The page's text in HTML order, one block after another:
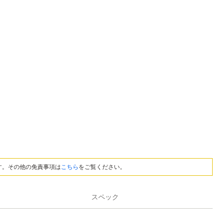
その他の免責事項はこちら をご覧ください。
スペック